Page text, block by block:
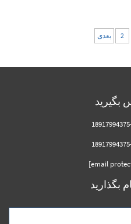
2 بعدی
بگیرید
بگذارید